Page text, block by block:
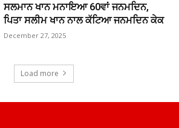
ਸਲਮਾਨ ਖਾਨ ਮਨਾਇਆ 60ਵਾਂ ਜਨਮਦਿਨ,
ਪਿਤਾ ਸਲੀਮ ਖਾਨ ਨਾਲ ਕੱਟਿਆ ਜਨਮਦਿਨ ਕੇਕ
December 27, 2025
Load more